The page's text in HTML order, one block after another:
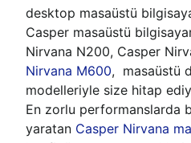
desktop masaüstü
Casper masaüstü
Nirvana N200, Casper
Nirvana M600, masaüstü
modelleriyle size hitap
En zorlu performanslarda
yaratan Casper Nirvana